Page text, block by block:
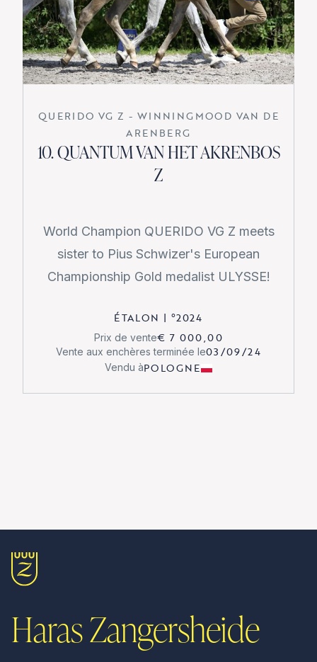
QUERIDO VG Z - WINNINGMOOD VAN DE
ARENBERG
10. QUANTUM VAN HET AKRENBOS
Z
World Champion QUERIDO VG Z meets
sister to Pius Schwizer's European
Championship Gold medalist ULYSSE!
ÉTALON | °2024
Prix de vente€ 7 000,00
Vente aux enchères terminée le03/09/24
Vendu àPOLOGNE
Haras Zangersheide